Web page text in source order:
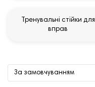
Тренувальні стійки для
вправ